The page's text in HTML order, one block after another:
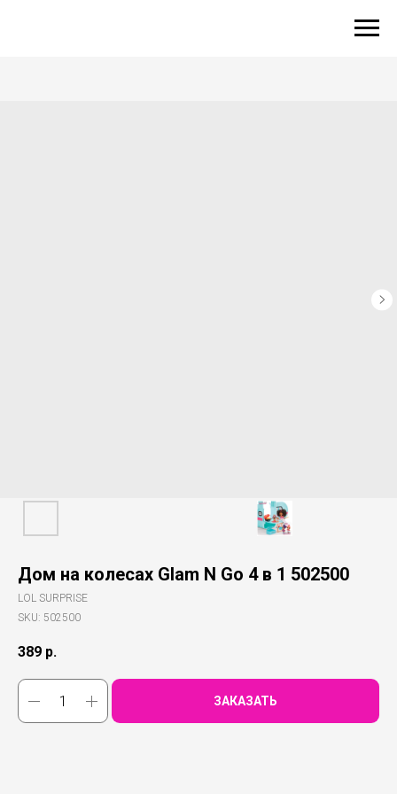
Дом на колесах Glam N Go 4 в 1 502500
LOL SURPRISE
SKU: 502500
389 р.
ЗАКАЗАТЬ